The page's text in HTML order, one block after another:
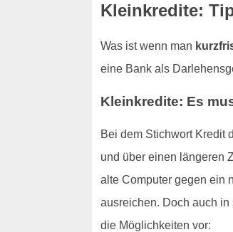
Kleinkredite:
Was ist wenn man
eine Bank als
Kleinkredite: Es
Bei dem Stichwort Kredit
und über einen längeren
alte Computer gegen ein
ausreichen. Doch auch
die Möglichkeiten vor: